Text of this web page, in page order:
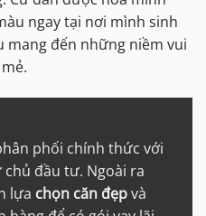
ngay tại nơi mình sinh
mang đến những niềm vui
phối chính thức với
đầu tư. Ngoài ra
lựa chọn căn đẹpvà